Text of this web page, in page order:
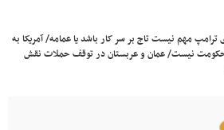
ترامپ مهم نیست تاج بر سر کار باشد یا عمامه/ آمریکا به
حکومت نیست/ عمان و عربستان در توقف حملات نقش